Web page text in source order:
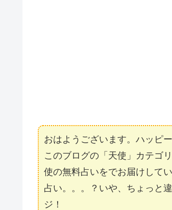
おはようございます。ハッピ
このブログの「天使」カテゴ
使の無料占いをでお届けしてい
占い。。。？いや、ちょっと
ジ！